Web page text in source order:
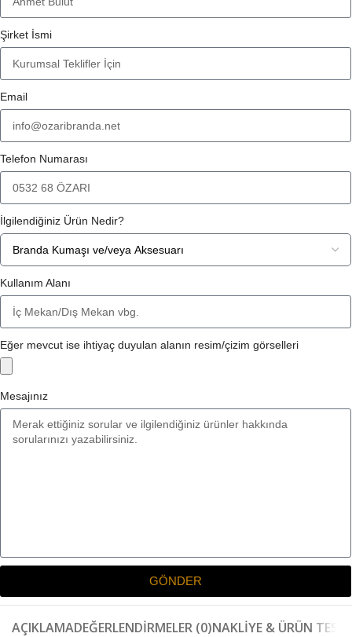
Şirket İsmi
Email
Telefon Numarası
İlgilendiğiniz Ürün Nedir?
Kullanım Alanı
Eğer mevcut ise ihtiyaç duyulan alanın resim/çizim görselleri
Mesajınız
GÖNDER
AÇIKLAMADEĞERLENDIRMELER (0)NAKLIYE & ÜRÜN